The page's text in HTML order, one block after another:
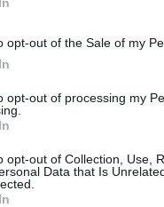
opt-out of the Sale of my
opt-out of processing my
opt-out of Collection, Use,
Data that Is
παράγουν
σε τίποτα από τους
ένα ψαλίδι και ας
διατάξεις.
δυνάμεις και
αρχές της
τις